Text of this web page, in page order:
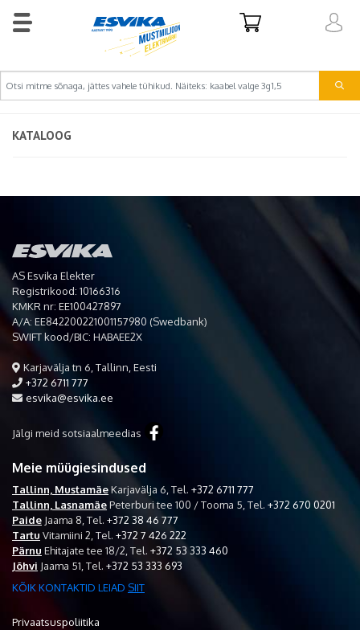
KATALOOG
AS Esvika Elekter
Registrikood: 10166316
KMKR nr: EE100427897
A/A: EE842200221001157980 (Swedbank)
SWIFT kood/BIC: HABAEE2X
Karjavälja tn 6, Tallinn, Eesti
+372 6711 777
esvika@esvika.ee
Jälgi meid sotsiaalmeedias
Meie müügiesindused
Tallinn, MustamäeKarjavälja 6, Tel. +372 6711 777
Tallinn, LasnamäePeterburi tee 100 / Tooma 5, Tel. +372 670 0201
Paide Jaama 8, Tel. +372 38 46 777
Tartu Vitamiini 2, Tel. +372 7 426 222
Pärnu Ehitajate tee 18/2, Tel. +372 53 333 460
Jõhvi Jaama 51, Tel. +372 53 333 693
KÕIK KONTAKTID LEIAD SIIT
Privaatsuspoliitika